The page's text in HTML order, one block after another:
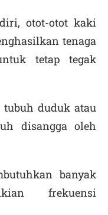
otot-otot kaki
tenaga
tetap tegak
tubuh duduk atau
disangga oleh
banyak
frekuensi